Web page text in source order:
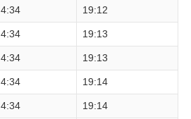
4:34 19:12
4:34 19:13
4:34 19:13
4:34 19:14
4:34 19:14